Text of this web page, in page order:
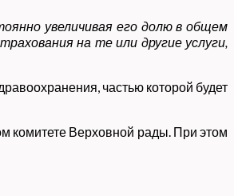
увеличивая его долю в общем
на те или другие услуги,
частью которой будет
комитете Верховной рады. При этом